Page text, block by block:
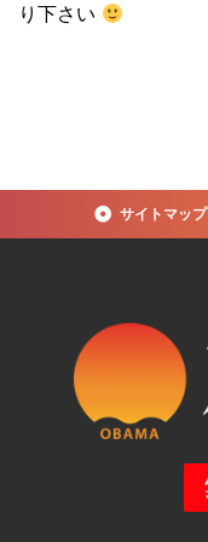
り下さい
サイトマップ